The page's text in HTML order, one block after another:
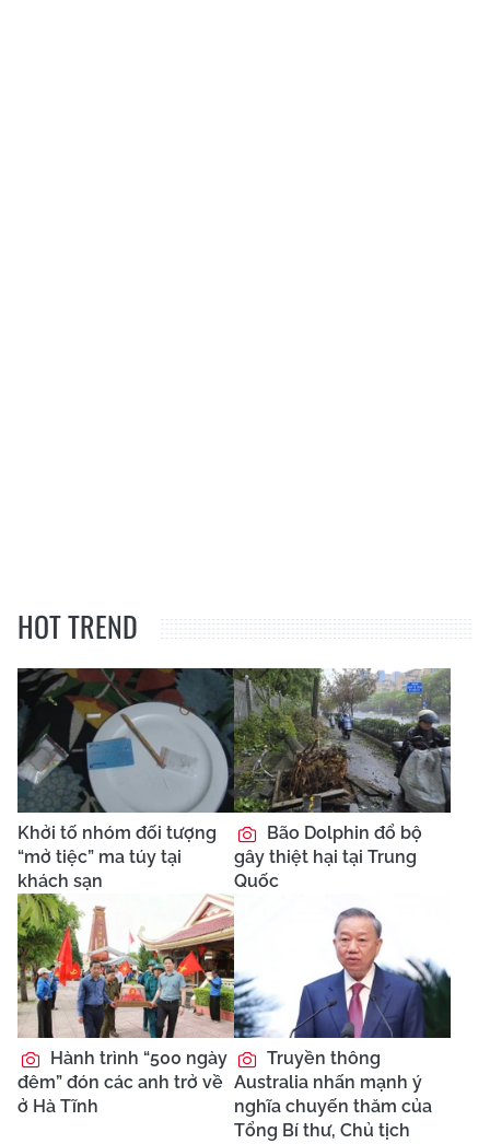
HOT TREND
Khởi tố nhóm đối tượng
“mở tiệc” ma túy tại
khách sạn
Bão Dolphin đổ bộ
gây thiệt hại tại Trung
Quốc
Hành trình “500 ngày
đêm” đón các anh trở về
ở Hà Tĩnh
Truyền thông
Australia nhấn mạnh ý
nghĩa chuyến thăm của
Tổng Bí thư, Chủ tịch